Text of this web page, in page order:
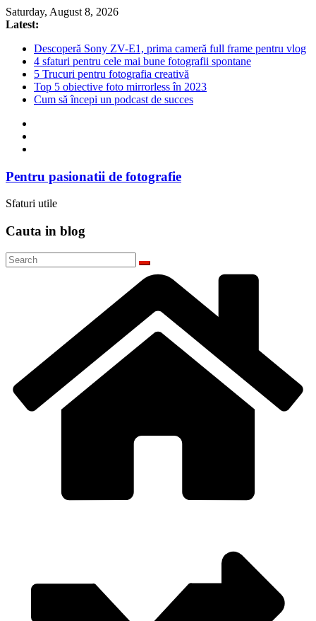
Skip
to
Saturday, August 8, 2026
Latest:
Descoperă Sony ZV-E1, prima cameră full frame pentru vlog
4 sfaturi pentru cele mai bune fotografii spontane
5 Trucuri pentru fotografia creativă
Top 5 obiective foto mirrorless în 2023
Cum să începi un podcast de succes
Pentru pasionatii de fotografie
Sfaturi utile
Cauta in blog